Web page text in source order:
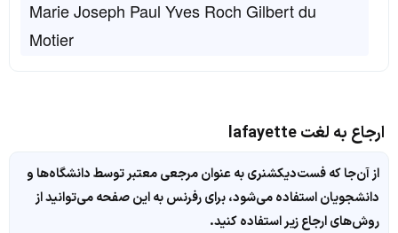
Marie Joseph Paul Yves Roch Gilbert du
Motier
ارجاع به لغت lafayette
از آن‌جا که فست‌دیکشنری به عنوان مرجعی معتبر توسط دانشگاه‌ها و
دانشجویان استفاده می‌شود، برای رفرنس به این صفحه می‌توانید از
روش‌های ارجاع زیر استفاده کنید.